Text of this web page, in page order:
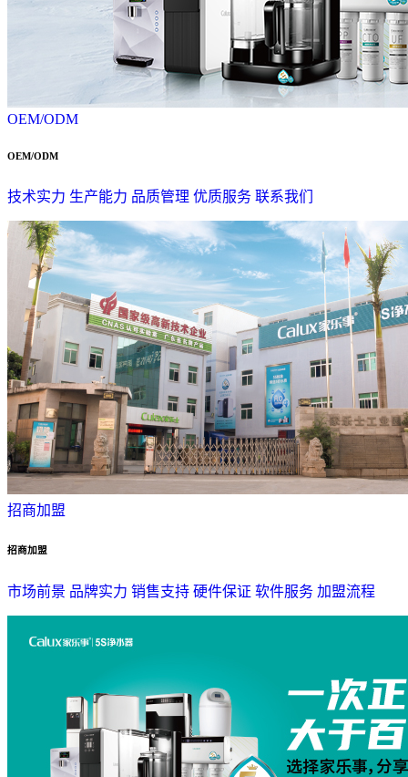
OEM/ODM
OEM/ODM
技术实力 生产能力 品质管理 优质服务 联系我们
招商加盟
招商加盟
市场前景 品牌实力 销售支持 硬件保证 软件服务 加盟流程